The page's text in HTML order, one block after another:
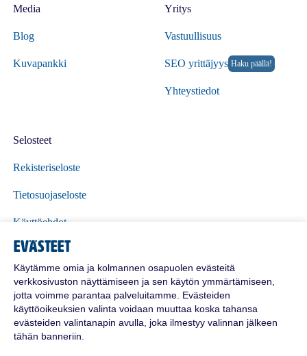
Media
Blog
Kuvapankki
Yritys
Vastuullisuus
SEO yrittäjyys Haku päällä!
Yhteystiedot
Selosteet
Rekisteriseloste
Tietosuojaseloste
Käyttöehdot
Polttoöljyn toimitusehdot
Evästeet
Käytämme omia ja kolmannen osapuolen evästeitä
verkkosivuston näyttämiseen ja sen käytön ymmärtämiseen,
jotta voimme parantaa palveluitamme. Evästeiden
käyttöoikeuksien valinta voidaan muuttaa koska tahansa
evästeiden valintanapin avulla, joka ilmestyy valinnan jälkeen
tähän banneriin.